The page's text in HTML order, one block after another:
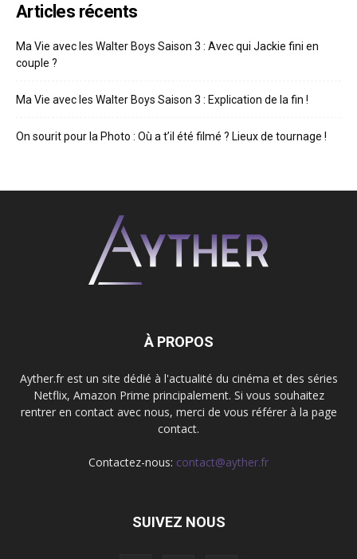
Articles récents
Ma Vie avec les Walter Boys Saison 3 : Avec qui Jackie fini en
couple ?
Ma Vie avec les Walter Boys Saison 3 : Explication de la fin !
On sourit pour la Photo : Où a t’il été filmé ? Lieux de tournage !
À PROPOS
Ayther.fr est un site dédié à l'actualité du cinéma et des séries
Netflix, Amazon Prime principalement. Si vous souhaitez
rentrer en contact avec nous, merci de vous référer à la page
contact.
Contactez-nous: contact@ayther.fr
SUIVEZ NOUS